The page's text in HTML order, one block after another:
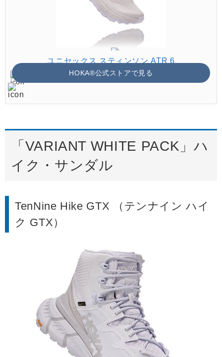
ユニセックス スティンソン ATR 6
HOKA®公式ストアで見る
「VARIANT WHITE PACK」ハ
イク・サンダル
TenNine Hike GTX （テンナイン ハイ
ク GTX）